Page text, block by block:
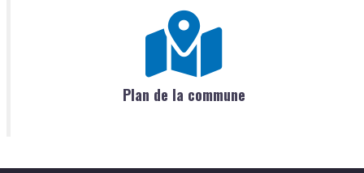
Plan de la commune